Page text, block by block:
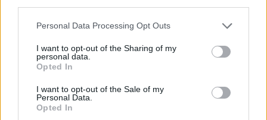
negar su consentimiento. Tenga en cuenta que algún
de su consentimiento, pero usted tiene el derecho de
rechazar tal procesamiento. Sus preferencias se aplicarán
cualquier momento entrando de nuevo en este sitio web o
visitando nuestra política de privacidad.
Personal Data Processing Opt Outs
I want to opt-out of the Sharing of my
personal data.
Opted In
I want to opt-out of the Sale of my
Personal Data.
Opted In